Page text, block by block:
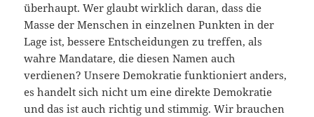
überhaupt. Wer glaubt wirklich daran, dass die
Masse der Menschen in einzelnen Punkten in der
Lage ist, bessere Entscheidungen zu treffen, als
wahre Mandatare, die diesen Namen auch
verdienen? Unsere Demokratie funktioniert anders,
es handelt sich nicht um eine direkte Demokratie
und das ist auch richtig und stimmig. Wir brauchen